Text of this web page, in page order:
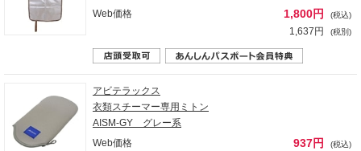
Web価格
1,800円 (税込)
1,637円 (税別)
アビテラックス
衣類スチーマー専用ミトン
AISM-GY グレー系
Web価格
937円 (税込)